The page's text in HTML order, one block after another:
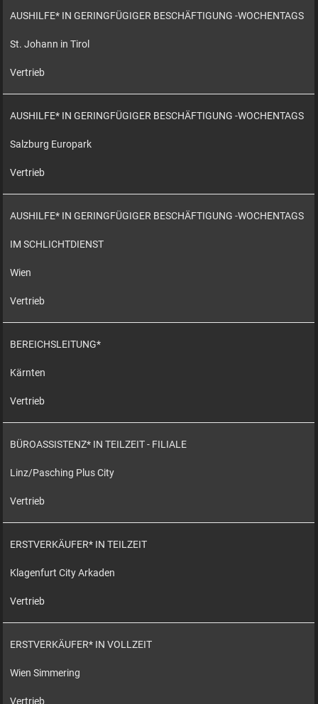
AUSHILFE* IN GERINGFÜGIGER BESCHÄFTIGUNG -WOCHENTAGS
St. Johann in Tirol
Vertrieb
AUSHILFE* IN GERINGFÜGIGER BESCHÄFTIGUNG -WOCHENTAGS
Salzburg Europark
Vertrieb
AUSHILFE* IN GERINGFÜGIGER BESCHÄFTIGUNG -WOCHENTAGS
IM SCHLICHTDIENST
Wien
Vertrieb
BEREICHSLEITUNG*
Kärnten
Vertrieb
BÜROASSISTENZ* IN TEILZEIT - FILIALE
Linz/Pasching Plus City
Vertrieb
ERSTVERKÄUFER* IN TEILZEIT
Klagenfurt City Arkaden
Vertrieb
ERSTVERKÄUFER* IN VOLLZEIT
Wien Simmering
Vertrieb